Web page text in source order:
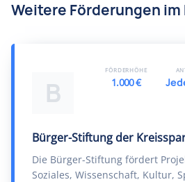
Weitere Förderungen
B
Bürger-Stiftung der
Die Bürger-Stiftung fördert
Soziales, Wissenschaft, Kultur,
FÖRDERHÖHE
1.000 €